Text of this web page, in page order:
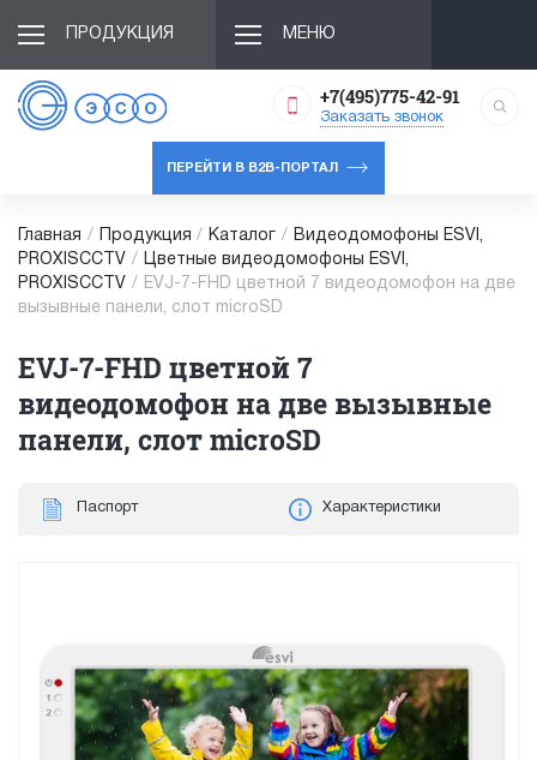
ПРОДУКЦИЯ МЕНЮ
+7(495)775-42-91
Заказать звонок
ПЕРЕЙТИ В B2B-ПОРТАЛ
Главная / Продукция / Каталог /
Видеодомофоны ESVI,
PROXISCCTV /
Цветные видеодомофоны ESVI,
PROXISCCTV /
EVJ-7-FHD цветной 7 видеодомофон на две
вызывные панели, слот microSD
EVJ-7-FHD цветной 7
видеодомофон на две вызывные
панели, слот microSD
Паспорт Характеристики